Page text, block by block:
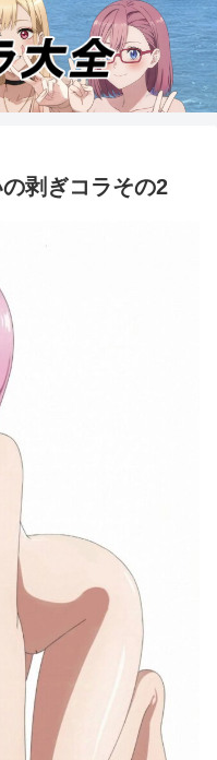
剥ぎコラその2